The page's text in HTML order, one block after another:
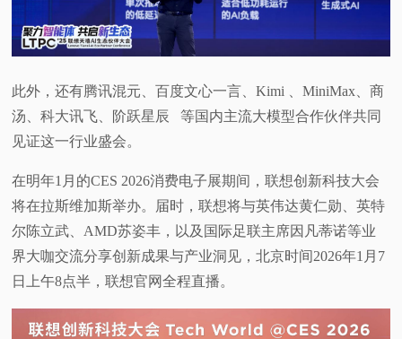
此外，还有腾讯混元、百度文心一言、Kimi 、MiniMax、商
汤、科大讯飞、阶跃星辰 等国内主流大模型合作伙伴共同
见证这一行业盛会。
在明年1月的CES 2026消费电子展期间，联想创新科技大会
将在拉斯维加斯举办。届时，联想将与英伟达黄仁勋、英特
尔陈立武、AMD苏姿丰，以及国际足联主席因凡蒂诺等业
界大咖交流分享创新成果与产业洞见，北京时间2026年1月7
日上午8点半，联想官网全程直播。